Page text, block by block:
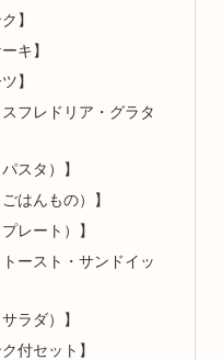
】
キ】
】
フレドリア・グラタ
スタ）】
はんもの）】
レート）】
ースト・サンドイッ
ラダ）】
付セット】